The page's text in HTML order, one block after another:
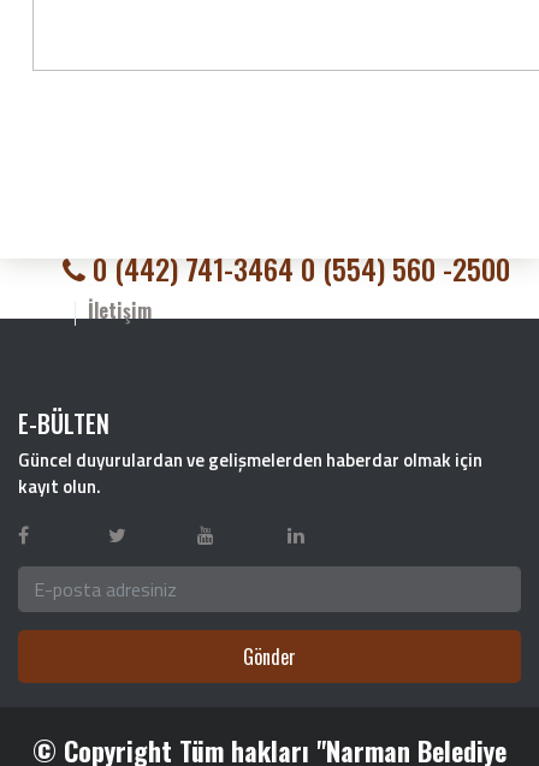
0 (442) 741-3464 0 (554) 560 -2500
İletişim
E-BÜLTEN
Güncel duyurulardan ve gelişmelerden haberdar olmak için
kayıt olun.
Gönder
© Copyright Tüm hakları "Narman Belediye